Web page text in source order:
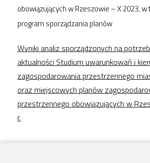
obowiązujących w Rzeszowie – X 2023,
program sporządzania planów
Wyniki analiz sporządzonych na
aktualności Studium uwarunkowań i
zagospodarowania przestrzennego
oraz miejscowych planów
przestrzennego obowiązujących w
r.